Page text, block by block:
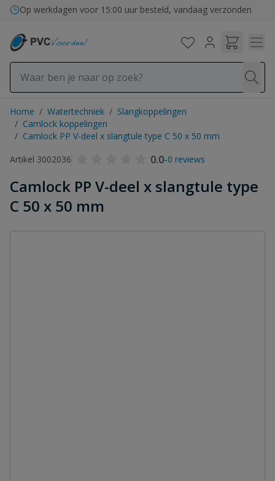
Ga naar de inhoud
Op werkdagen voor 15:00 uur besteld, vandaag verzonden
Home / Watertechniek / Slangkoppelingen
/ Camlock koppelingen
/ Camlock PP V-deel x slangtule type C 50 x 50 mm
Artikel 3002036
0.0-0 reviews
Camlock PP V-deel x slangtule type
C 50 x 50 mm